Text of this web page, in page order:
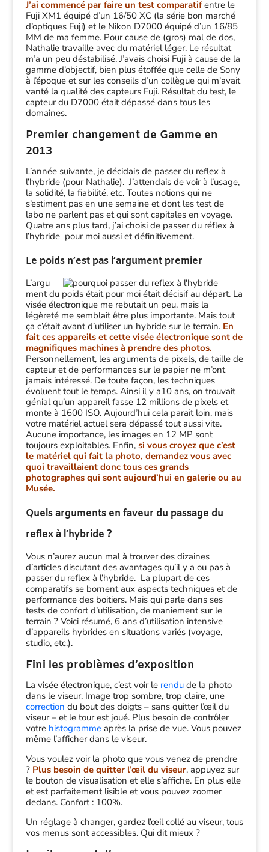
J’ai commencé par faire un test comparatifentre le
Fuji XM1 équipé d’un 16/50 XC (la série bon marché
d’optiques Fuji) et le Nikon D7000 équipé d’un 16/85
MM de ma femme. Pour cause de (gros) mal de dos,
Nathalie travaille avec du matériel léger. Le résultat
m’a un peu déstabilisé. J’avais choisi Fuji à cause de la
gamme d’objectif, bien plus étoffée que celle de Sony
à l’époque et sur les conseils d’un collègue qui m’avait
vanté la qualité des capteurs Fuji. Résultat du test, le
capteur du D7000 était dépassé dans tous les
domaines.
Premier changement de Gamme en
2013
L’année suivante, je décidais de passer du reflex à
l’hybride (pour Nathalie). J’attendais de voir à l’usage,
la solidité, la fiabilité, etc. Toutes notions qui ne
s’estiment pas en une semaine et dont les test de
labo ne parlent pas et qui sont capitales en voyage.
Quatre ans plus tard, j’ai choisi de passer du réflex à
l’hybride pour moi aussi et définitivement.
Le poids n’est pas l’argument premier
L’argu
ment du poids était pour moi était décisif au départ. La
visée électronique me rebutait un peu, mais la
légèreté me semblait être plus importante. Mais tout
ça c’était avant d’utiliser un hybride sur le terrain. En
fait ces appareils et cette visée électronique sont de
magnifiques machines à prendre des photos.
Personnellement, les arguments de pixels, de taille de
capteur et de performances sur le papier ne m’ont
jamais intéressé. De toute façon, les techniques
évoluent tout le temps. Ainsi il y a10 ans, on trouvait
génial qu’un appareil fasse 12 millions de pixels et
monte à 1600 ISO. Aujourd’hui cela parait loin, mais
votre matériel actuel sera dépassé tout aussi vite.
Aucune importance, les images en 12 MP sont
toujours exploitables. Enfin, si vous croyez que c’est
le matériel qui fait la photo, demandez vous avec
quoi travaillaient donc tous ces grands
photographes qui sont aujourd’hui en galerie ou au
Musée.
Quels arguments en faveur du passage du
reflex à l’hybride ?
Vous n’aurez aucun mal à trouver des dizaines
d’articles discutant des avantages qu’il y a ou pas à
passer du reflex à l’hybride. La plupart de ces
comparatifs se bornent aux aspects techniques et de
performance des boitiers. Mais qui parle dans ses
tests de confort d’utilisation, de maniement sur le
terrain ? Voici résumé, 6 ans d’utilisation intensive
d’appareils hybrides en situations variés (voyage,
studio, etc.).
Fini les problèmes d’exposition
La visée électronique, c’est voir le rendude la photo
dans le viseur. Image trop sombre, trop claire, une
correction du bout des doigts – sans quitter l’œil du
viseur – et le tour est joué. Plus besoin de contrôler
votre histogrammeaprès la prise de vue. Vous pouvez
même l’afficher dans le viseur.
Vous voulez voir la photo que vous venez de prendre
? Plus besoin de quitter l’œil du viseur, appuyez sur
le bouton de visualisation et elle s’affiche. En plus elle
et est parfaitement lisible et vous pouvez zoomer
dedans. Confort : 100%.
Un réglage à changer, gardez l’œil collé au viseur, tous
vos menus sont accessibles. Qui dit mieux ?